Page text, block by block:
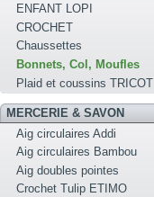
ENFANT LOPI
CROCHET
Chaussettes
Bonnets, Col, Moufles
Plaid et coussins TRICOT
MERCERIE & SAVON
Aig circulaires Addi
Aig circulaires Bambou
Aig doubles pointes
Crochet Tulip ETIMO